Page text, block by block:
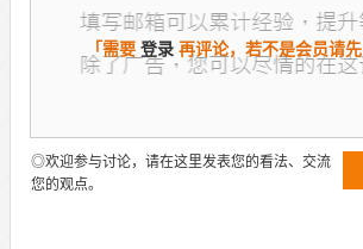
◎欢迎参与讨论，请在这里发表您的看法、交流
您的观点。
「需要 登录 再评论，若不是会员请先